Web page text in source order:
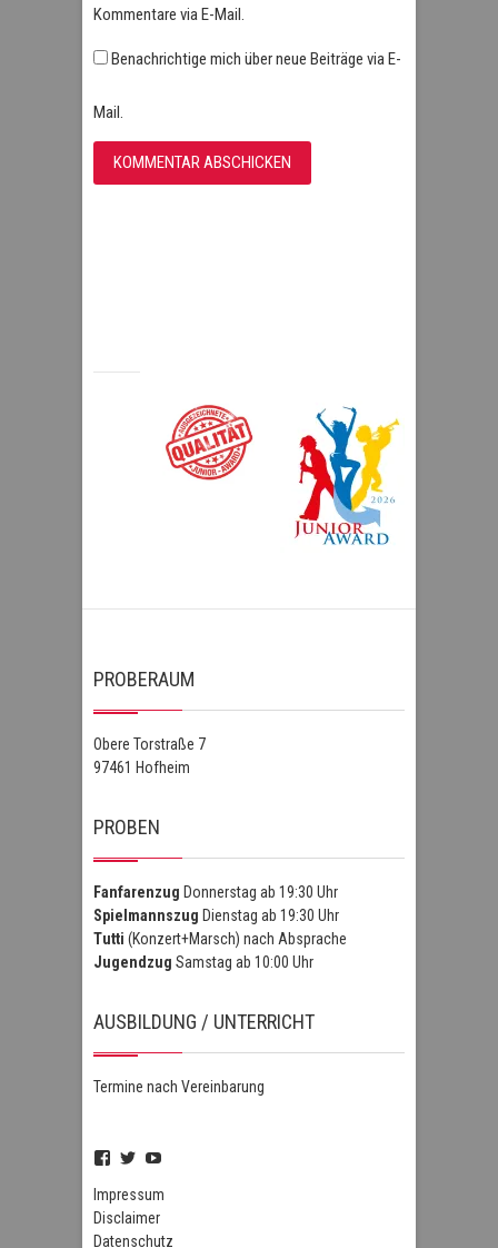
Kommentare via E-Mail.
Benachrichtige mich über neue Beiträge via E-
Mail.
PROBERAUM
Obere Torstraße 7
97461 Hofheim
PROBEN
Fanfarenzug Donnerstag ab 19:30 Uhr
Spielmannszug Dienstag ab 19:30 Uhr
Tutti (Konzert+Marsch) nach Absprache
Jugendzug Samstag ab 10:00 Uhr
AUSBILDUNG / UNTERRICHT
Termine nach Vereinbarung
Profil
FSZHofheim
auf
Facebook
Profil
FSZHOH
Twitter
UCIPUnOSBlWxEpiBka0jOAfw
Impressum
Disclaimer
Datenschutz